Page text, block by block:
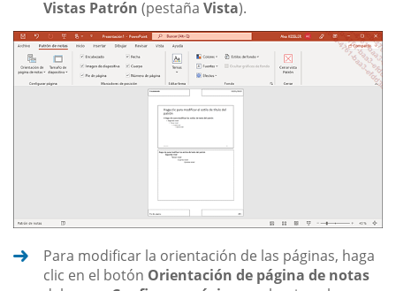
Vistas Patrón (pestaña Vista).
Para modificar la orientación de las páginas, haga
clic en el botón Orientación de página de notas